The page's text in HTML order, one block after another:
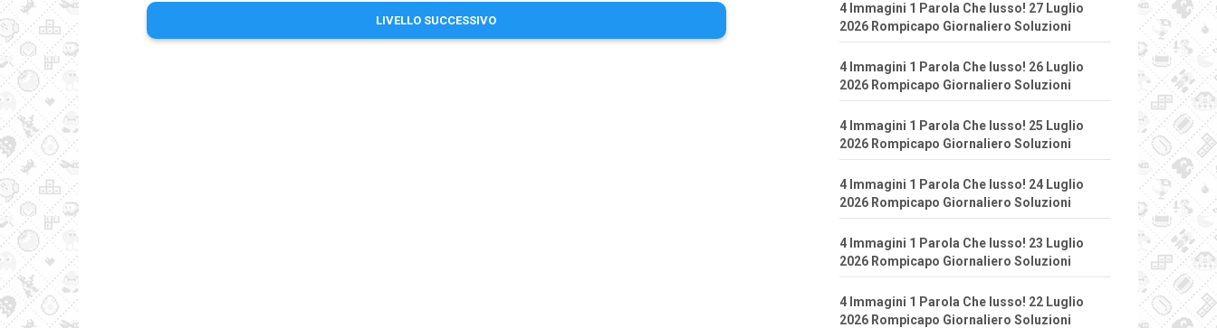
LIVELLO SUCCESSIVO
4 Immagini 1 Parola Che lusso! 27 Luglio
2026 Rompicapo Giornaliero Soluzioni
4 Immagini 1 Parola Che lusso! 26 Luglio
2026 Rompicapo Giornaliero Soluzioni
4 Immagini 1 Parola Che lusso! 25 Luglio
2026 Rompicapo Giornaliero Soluzioni
4 Immagini 1 Parola Che lusso! 24 Luglio
2026 Rompicapo Giornaliero Soluzioni
4 Immagini 1 Parola Che lusso! 23 Luglio
2026 Rompicapo Giornaliero Soluzioni
4 Immagini 1 Parola Che lusso! 22 Luglio
2026 Rompicapo Giornaliero Soluzioni